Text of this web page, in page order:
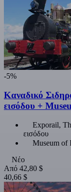
-5%
Καναδικό
εισόδου +
Exporail,
εισόδου
Museum of
Νέο
Από 42,80 $
40,66 $